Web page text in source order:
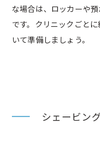
な場合は、ロッカーや
です。クリニックごと
いて準備しましょう。
シェービン